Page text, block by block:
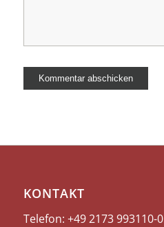
KONTAKT
Telefon: +49 2173993110-0